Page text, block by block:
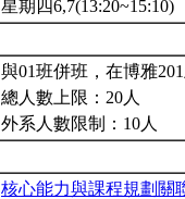
星期四6,7(13:20~15:10)
與01班併班，在博雅
總人數上限：20人
外系人數限制：10人
核心能力與課程規劃關